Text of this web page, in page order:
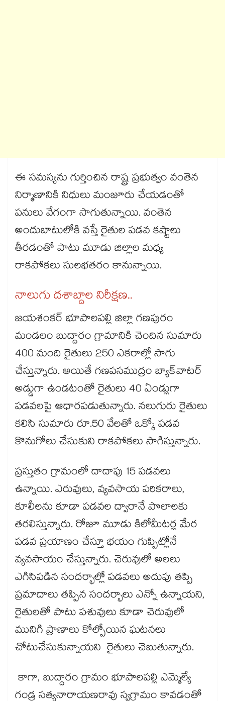
ఈ సమస్యను గుర్తించిన రాష్ట్ర ప్రభుత్వం వంతెన
నిర్మాణానికి నిధులు మంజూరు చేయడంతో
పనులు వేగంగా సాగుతున్నాయి. వంతెన
అందుబాటులోకి వస్తే రైతుల పడవ కష్టాలు
తీరడంతో పాటు మూడు జిల్లాల మధ్య
రాకపోకలు సులభతరం కానున్నాయి.
నాలుగు దశాబ్దాల నిరీక్షణ..
జయశంకర్ భూపాలపల్లి జిల్లా గణపురం
మండలం బుద్దారం గ్రామానికి చెందిన సుమారు
400 మంది రైతులు 250 ఎకరాల్లో సాగు
చేస్తున్నారు. అయితే గణపసముద్రం బ్యాక్‌‌‌‌‌‌‌‌‌‌‌‌‌‌‌‌వాటర్
అడ్డుగా ఉండటంతో రైతులు 40 ఏండ్లుగా
పడవలపై ఆధారపడుతున్నారు. నలుగురు రైతులు
కలిసి సుమారు రూ.50 వేలతో ఒక్కో పడవ
కొనుగోలు చేసుకుని రాకపోకలు సాగిస్తున్నారు.
ప్రస్తుతం గ్రామంలో దాదాపు 15 పడవలు
ఉన్నాయి. ఎరువులు, వ్యవసాయ పరికరాలు,
కూలీలను కూడా పడవల ద్వారానే పొలాలకు
తరలిస్తున్నారు. రోజూ మూడు కిలోమీటర్ల మేర
పడవ ప్రయాణం చేస్తూ భయం గుప్పిట్లోనే
వ్యవసాయం చేస్తున్నారు. చెరువులో అలలు
ఎగిసిపడిన సందర్భాల్లో పడవలు అదుపు తప్పి
ప్రమాదాలు తప్పిన సందర్భాలు ఎన్నో ఉన్నాయని,
రైతులతో పాటు పశువులు కూడా చెరువులో
మునిగి ప్రాణాలు కోల్పోయిన ఘటనలు
చోటుచేసుకున్నాయని రైతులు చెబుతున్నారు.
కాగా, బుద్దారం గ్రామం భూపాలపల్లి ఎమ్మెల్యే
గండ్ర సత్యనారాయణరావు స్వగ్రామం కావడంతో